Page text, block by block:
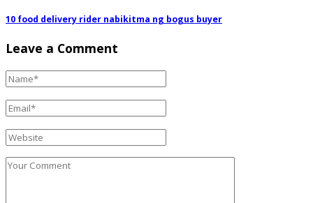
10 food delivery rider nabikitma ng bogus buyer
Leave a Comment